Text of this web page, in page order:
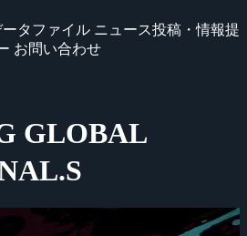
ータファイル ニュース投稿・情報提
お問い合わせ
GLOBAL